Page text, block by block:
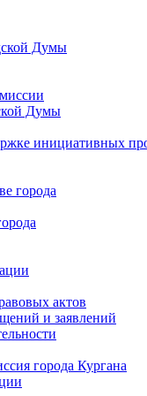
Думы
Думы
инициативных
города
актов
и заявлений
города Кургана